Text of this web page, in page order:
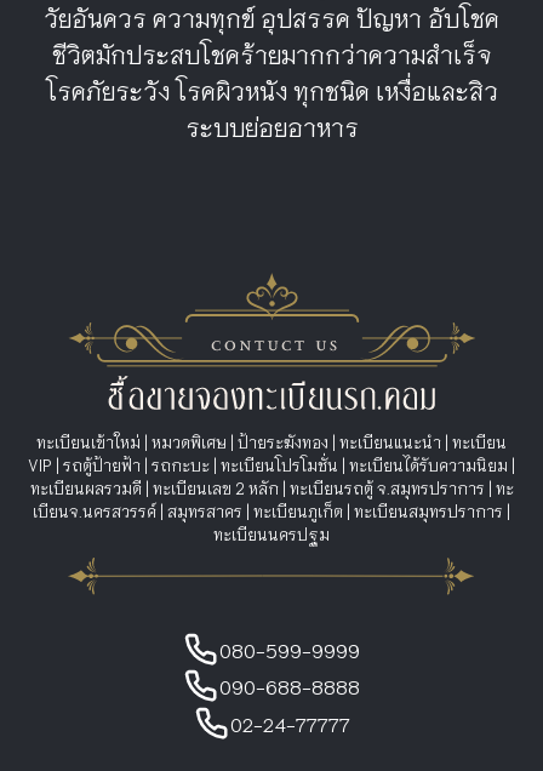
วัยอันควร ความทุกข์ อุปสรรค ปัญหา อับโชค
ชีวิตมักประสบโชคร้ายมากกว่าความสำเร็จ
โรคภัยระวัง โรคผิวหนัง ทุกชนิด เหงื่อและสิว
ระบบย่อยอาหาร
ทะเบียนเข้าใหม่ | หมวดพิเศษ | ป้ายระฆังทอง | ทะเบียนแนะนำ | ทะเบียน
VIP | รถตู้ป้ายฟ้า | รถกะบะ | ทะเบียนโปรโมชั่น | ทะเบียนได้รับความนิยม |
ทะเบียนผลรวมดี | ทะเบียนเลข 2 หลัก | ทะเบียนรถตู้ จ.สมุทรปราการ | ทะ
เบียนจ.นครสวรรค์ | สมุทรสาคร | ทะเบียนภูเก็ต | ทะเบียนสมุทรปราการ |
ทะเบียนนครปฐม
080-599-9999
090-688-8888
02-24-77777